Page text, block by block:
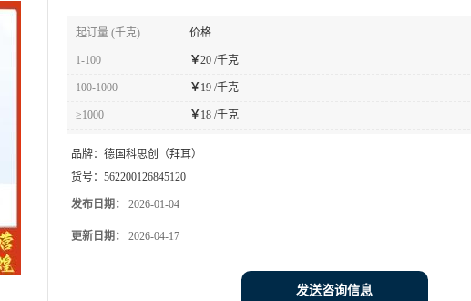
起订量 (千克) 价格
1-100 ￥20 /千克
100-1000 ￥ 19 /千克
≥1000 ￥ 18 /千克
品牌： 德国科思创（拜耳）
货号： 562200126845120
发布日期： 2026-01-04
更新日期： 2026-04-17
发送咨询信息